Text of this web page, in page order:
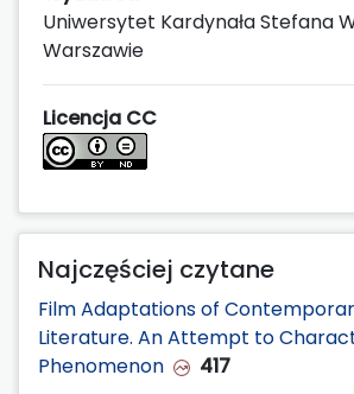
Uniwersytet Kardynała Stefana
Warszawie
Licencja CC
Najczęściej czytane
Film Adaptations of
Literature. An Attempt to
Phenomenon
417